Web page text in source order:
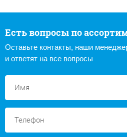
Есть вопросы по
Оставьте контакты, наши
и ответят на все вопросы